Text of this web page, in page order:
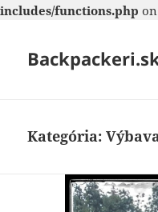
includes/functions.php
Kategória: